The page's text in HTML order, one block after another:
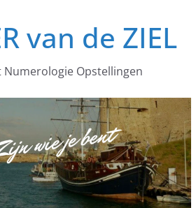
van de ZIEL
Numerologie Opstellingen